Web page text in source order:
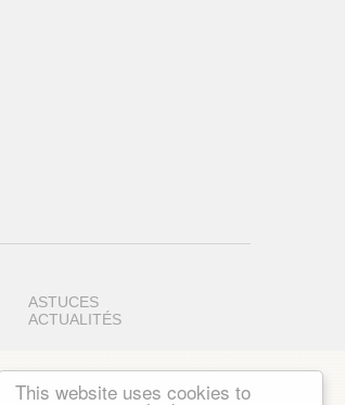
This website uses cookies to
ASTUCES
ACTUALITÉS